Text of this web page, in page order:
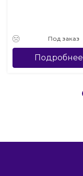
Под заказ
Подробнее